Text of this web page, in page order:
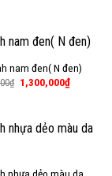
nam đen( N đen)
₫ Giá
gốc
1,300,000₫Giá
hiện